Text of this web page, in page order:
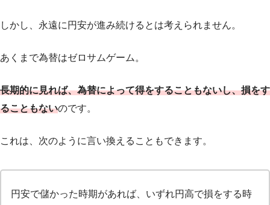
しかし、永遠に円安が進み続けるとは考えられません。
あくまで為替はゼロサムゲーム。
長期的に見れば、為替によって得をすることもないし、損をす
ることもないのです。
これは、次のように言い換えることもできます。
円安で儲かった時期があれば、いずれ円高で損をする時